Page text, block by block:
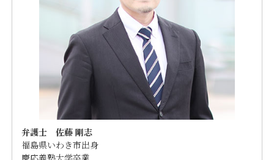
弁護士 佐藤 剛志
福島県いわき市出身
慶応義塾大学卒業